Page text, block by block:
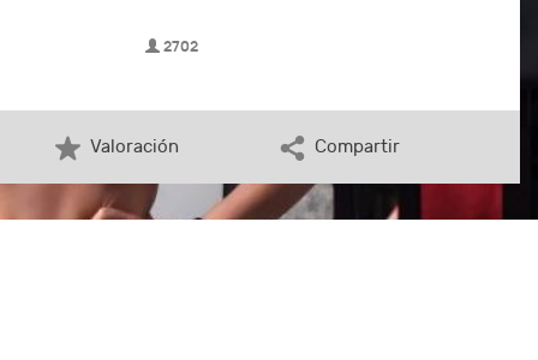
2702
Valoración Compartir